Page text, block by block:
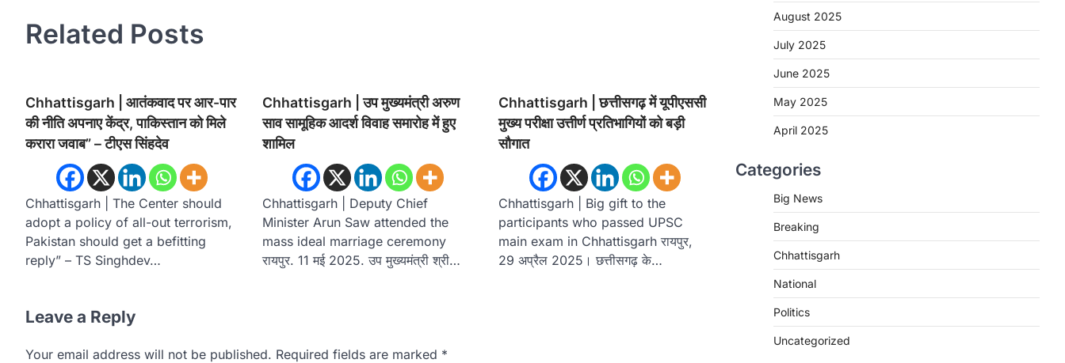
Related Posts
Chhattisgarh | आतंकवाद पर आर-पार
की नीति अपनाए केंद्र, पाकिस्तान को मिले
करारा जवाब” – टीएस सिंहदेव
Chhattisgarh | The Center should
adopt a policy of all-out terrorism,
Pakistan should get a befitting
reply” – TS Singhdev…
Chhattisgarh | उप मुख्यमंत्री अरुण
साव सामूहिक आदर्श विवाह समारोह में हुए
शामिल
Chhattisgarh | Deputy Chief
Minister Arun Saw attended the
mass ideal marriage ceremony
रायपुर. 11 मई 2025. उप मुख्यमंत्री श्री…
Chhattisgarh | छत्तीसगढ़ में यूपीएससी
मुख्य परीक्षा उत्तीर्ण प्रतिभागियों को बड़ी
सौगात
Chhattisgarh | Big gift to the
participants who passed UPSC
main exam in Chhattisgarh रायपुर,
29 अप्रैल 2025। छत्तीसगढ़ के…
Leave a Reply
Your email address will not be published. Required fields are marked *
August 2025
July 2025
June 2025
May 2025
April 2025
Categories
Big News
Breaking
Chhattisgarh
National
Politics
Uncategorized
CHHATTISGARH
का अवसर, जशपुर में 10 से 12 अगस्त
रायपुर। शिक्षित बेरोजगार युवाओं को रोजगार से
की शुरुआत
रायपुर। हर नवजात को जीवन की स्वस्थ और
सुरक्षित शुरुआत मिले, इसी उद्देश्य के साथ…
CG: राज्य में घुमंतू और बेसहारा पशुओं
के लिए स्थापित होंगे 1460 गौधाम